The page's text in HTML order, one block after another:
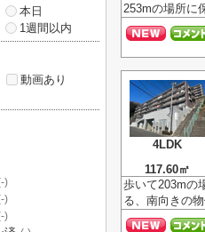
253mの場所に
4LDK
117.60㎡
歩いて203mの
る、南向きの
本日
1週間以内
動画あり
)
)
)